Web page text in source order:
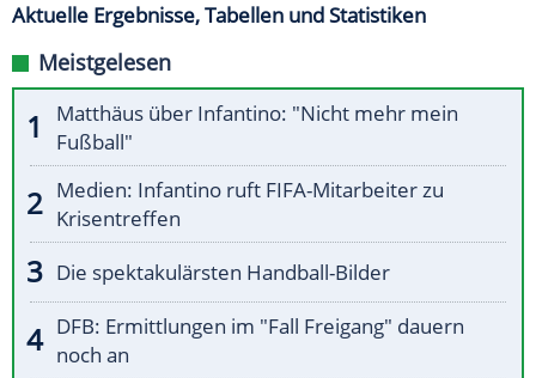
Aktuelle Ergebnisse, Tabellen und Statistiken
Meistgelesen
Matthäus über Infantino: "Nicht mehr mein
Fußball"
Medien: Infantino ruft FIFA-Mitarbeiter zu
Krisentreffen
Die spektakulärsten Handball-Bilder
DFB: Ermittlungen im "Fall Freigang" dauern
noch an